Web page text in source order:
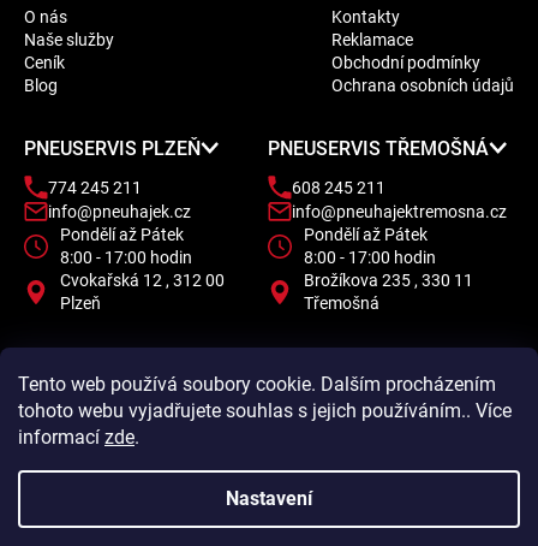
Tento web používá soubory cookie. Dalším procházením
tohoto webu vyjadřujete souhlas s jejich používáním.. Více
informací zde.
Nastavení
O nás
Naše služby
Ceník
Blog
Kontakty
Reklamace
Obchodní podmínky
Ochrana osobních údajů
PNEUSERVIS PLZEŇ
774 245 211
info@pneuhajek.cz
Pondělí až Pátek
8:00 - 17:00 hodin
Cvokařská 12 , 312 00
Plzeň
PNEUSERVIS TŘEMOŠNÁ
608 245 211
info@pneuhajektremosna.cz
Pondělí až Pátek
8:00 - 17:00 hodin
Brožíkova 235 , 330 11
Třemošná